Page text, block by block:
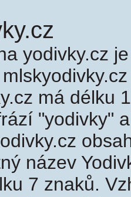
yodivky.cz
má délku
"yodivky"
název
7 znaků.